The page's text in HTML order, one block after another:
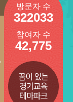
방문자 수
322033
참여자 수
42,775